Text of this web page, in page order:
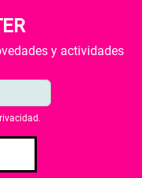
y actividades
.